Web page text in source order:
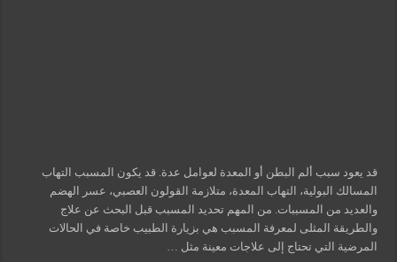
قد يعود سبب ألم البطن أو المعدة لعوامل عدة. قد يكون المسبب التهاب
المسالك البولية، التهاب المعدة، متلازمة القولون العصبي، عسر الهضم
والعديد من المسببات. من المهم تحديد المسبب قبل البحث عن علاج
والطريقة المثلى لمعرفة المسبب هي بزيارة الطبيب خاصة في الحالات
المرضية التي تحتاج إلى علاجات معينة مثل …